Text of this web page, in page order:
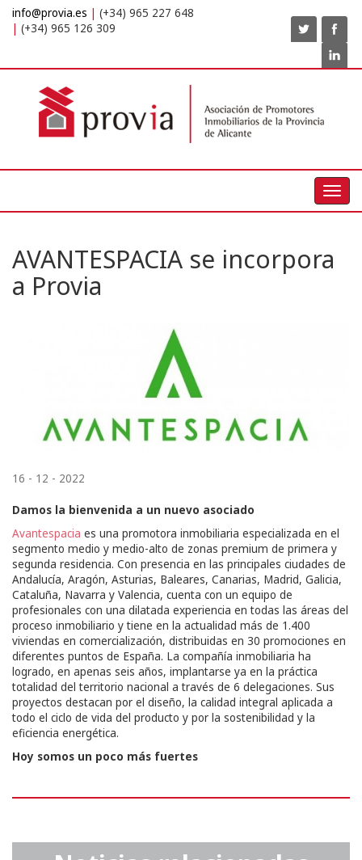
info@provia.es
(+34) 965 227 648
(+34) 965 126 309
AVANTESPACIA se incorpora
a Provia
16 - 12 - 2022
Damos la bienvenida a un nuevo asociado
Avantespacia es una promotora inmobiliaria especializada en el
segmento medio y medio-alto de zonas premium de primera y
segunda residencia. Con presencia en las principales ciudades de
Andalucía, Aragón, Asturias, Baleares, Canarias, Madrid, Galicia,
Cataluña, Navarra y Valencia, cuenta con un equipo de
profesionales con una dilatada experiencia en todas las áreas del
proceso inmobiliario y tiene en la actualidad más de 1.400
viviendas en comercialización, distribuidas en 30 promociones en
diferentes puntos de España. La compañía inmobiliaria ha
logrado, en apenas seis años, implantarse ya en la práctica
totalidad del territorio nacional a través de 6 delegaciones. Sus
proyectos destacan por el diseño, la calidad integral aplicada a
todo el ciclo de vida del producto y por la sostenibilidad y la
eficiencia energética.
Hoy somos un poco más fuertes